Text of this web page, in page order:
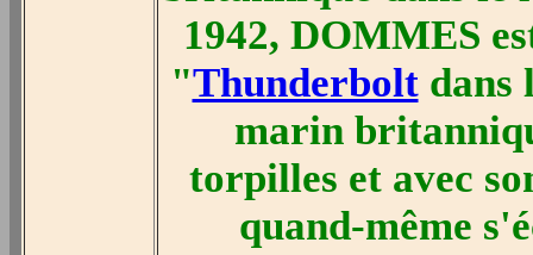
1942, DOMMES
"Thunderboltdans
marin
torpilles et avec
quand-même